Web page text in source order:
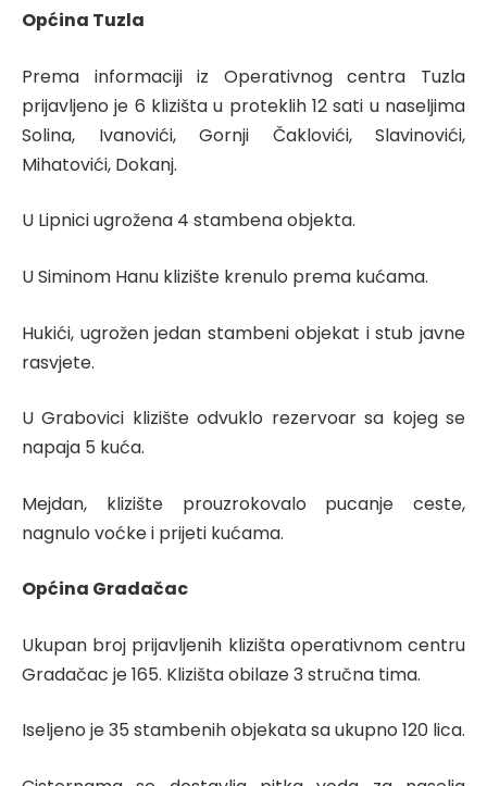
Općina Tuzla
Prema informaciji iz Operativnog centra Tuzla
prijavljeno je 6 klizišta u proteklih 12 sati u naseljima
Solina, Ivanovići, Gornji Čaklovići, Slavinovići,
Mihatovići, Dokanj.
U Lipnici ugrožena 4 stambena objekta.
U Siminom Hanu klizište krenulo prema kućama.
Hukići, ugrožen jedan stambeni objekat i stub javne
rasvjete.
U Grabovici klizište odvuklo rezervoar sa kojeg se
napaja 5 kuća.
Mejdan, klizište prouzrokovalo pucanje ceste,
nagnulo voćke i prijeti kućama.
Općina Gradačac
Ukupan broj prijavljenih klizišta operativnom centru
Gradačac je 165. Klizišta obilaze 3 stručna tima.
Iseljeno je 35 stambenih objekata sa ukupno 120 lica.